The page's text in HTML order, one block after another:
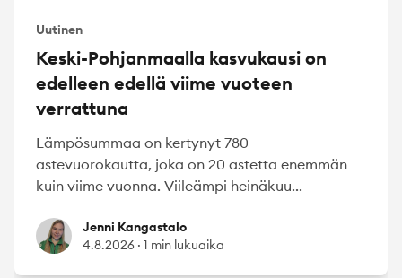
Uutinen
Keski-Pohjanmaalla kasvukausi on
edelleen edellä viime vuoteen
verrattuna
Lämpösummaa on kertynyt 780
astevuorokautta, joka on 20 astetta enemmän
kuin viime vuonna. Viileämpi heinäkuu...
Jenni Kangastalo
Jenni Kangastalo
4.8.2026 · 1 min lukuaika